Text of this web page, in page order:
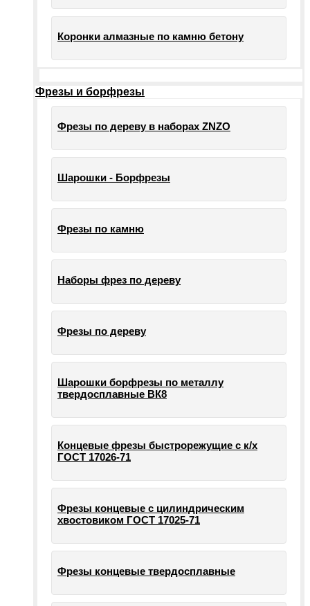
Коронки алмазные по камню бетону
Фрезы и борфрезы
Фрезы по дереву в наборах ZNZO
Шарошки - Борфрезы
Фрезы по камню
Наборы фрез по дереву
Фрезы по дереву
Шарошки борфрезы по металлу
твердосплавные ВК8
Концевые фрезы быстрорежущие с к/х
ГОСТ 17026-71
Фрезы концевые с цилиндрическим
хвостовиком ГОСТ 17025-71
Фрезы концевые твердосплавные